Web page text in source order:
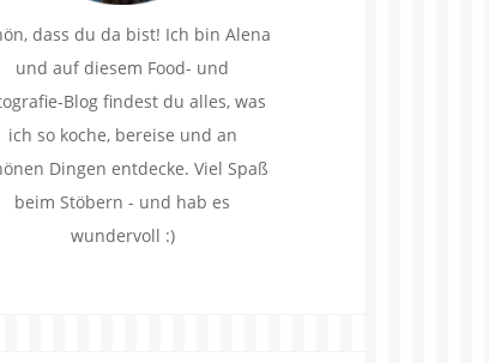
dass du da bist! Ich bin Alena
und auf diesem Food- und
Blog findest du alles, was
ich so koche, bereise und an
Dingen entdecke. Viel Spaß
beim Stöbern - und hab es
wundervoll :)